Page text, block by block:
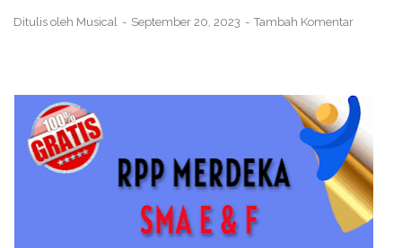
Ditulis oleh Musical September 20, 2023 Tambah Komentar